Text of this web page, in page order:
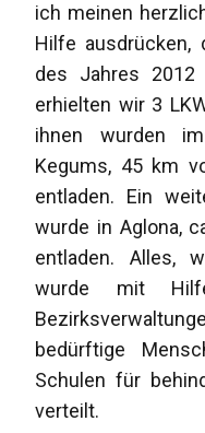
ich meinen
Hilfe
des Jahres 2012
erhielten wir 3
ihnen wurden
Kegums, 45 km
entladen. Ein
wurde in Aglona,
entladen. Alles,
wurde mit
bedürftige
Schulen für
verteilt.